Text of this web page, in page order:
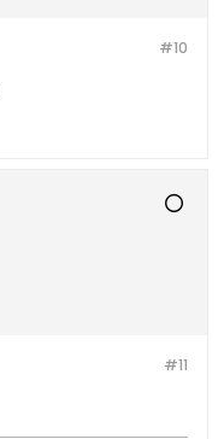
#10
#11